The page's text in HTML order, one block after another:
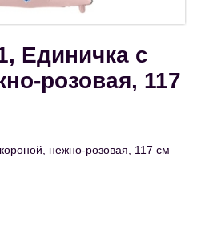
Единичка с
розовая, 117
нежно-розовая, 117 см